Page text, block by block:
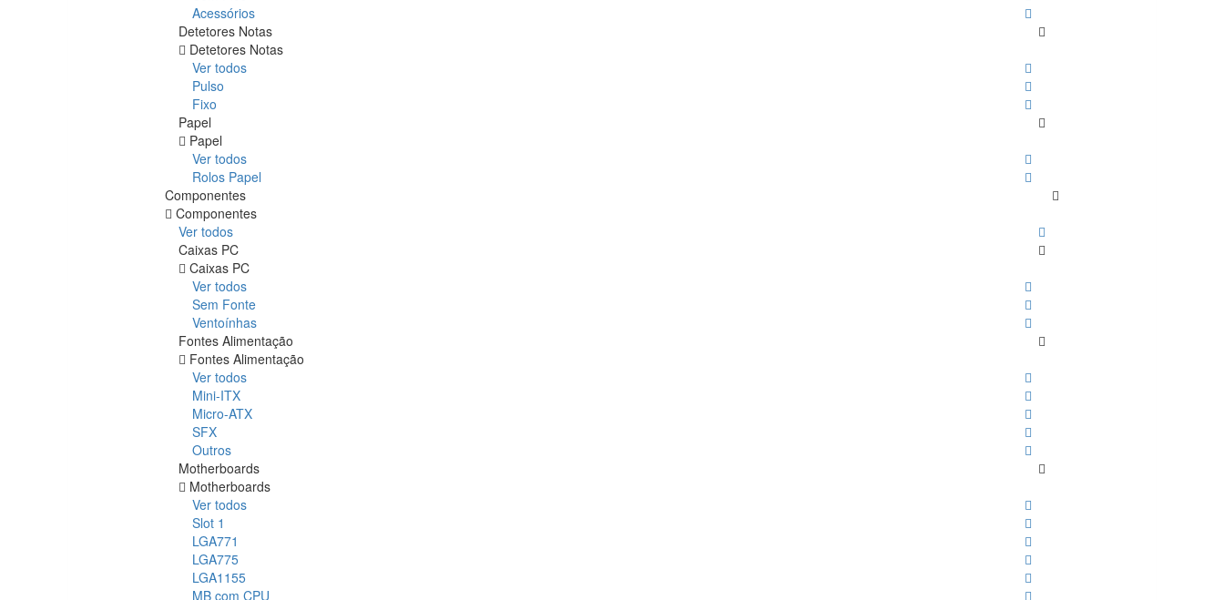
Acessórios
Detetores Notas
Detetores Notas
Ver todos
Pulso
Fixo
Papel
Papel
Ver todos
Rolos Papel
Componentes
Componentes
Ver todos
Caixas PC
Caixas PC
Ver todos
Sem Fonte
Ventoínhas
Fontes Alimentação
Fontes Alimentação
Ver todos
Mini-ITX
Micro-ATX
SFX
Outros
Motherboards
Motherboards
Ver todos
Slot 1
LGA771
LGA775
LGA1155
MB com CPU